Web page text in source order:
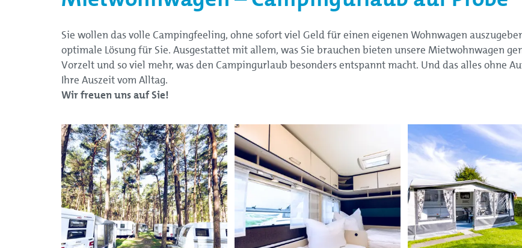
Sie wollen das volle Campingfeeling, ohne sofort viel Geld für einen eigenen Wohnwagen
optimale Lösung für Sie. Ausgestattet mit allem, was Sie brauchen bieten unsere Mietwohnwagen
Vorzelt und so viel mehr, was den Campingurlaub besonders entspannt macht. Und das alles ohne
Ihre Auszeit vom Alltag.
Wir freuen uns auf Sie!